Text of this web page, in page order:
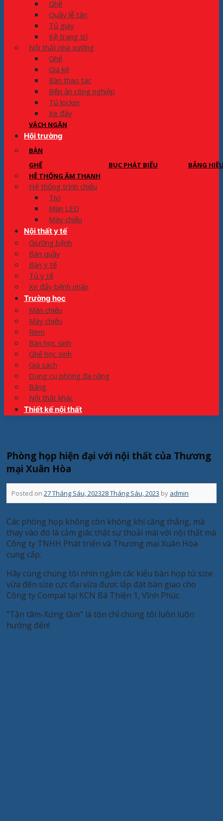
Ghế
Quầy lễ tân
Tủ giày
Kệ trang trí
Nội thất nhà xưởng
Ghế
Giá kệ
Bàn thao tác
Bếp ăn công nghiệp
Tủ locker
Xe đẩy
VÁCH NGĂN
Hội trường
BÀN
GHẾ
BỤC PHÁT BIỂU
BẢNG
HỆ THỐNG ÂM THANH
Hệ thống trình chiếu
Tivi
Màn LED
Máy chiếu
Nội thất y tế
Giường bệnh
Bàn quầy
Bàn y tế
Tủ y tế
Xe đẩy bệnh nhân
Trường học
Màn chiếu
Máy chiếu
Rèm
Bàn học sinh
Ghế học sinh
Giá sách
Dụng cụ phòng đa năng
Bảng
Nội thất khác
Thiết kế nội thất
Phòng họp hiện đại với nội thất của Thương
mại Xuân Hòa
Posted on 27 Tháng Sáu, 202328 Tháng Sáu, 2023 by admin
Các phòng họp không còn không khí căng thẳng, mà
thay vào đó là cảm giác thật sự thoải mái với nội thất mà
Công ty TNHH Phát triển và Thương mại Xuân Hòa
cung cấp.
Hãy cùng chúng tôi nhìn ngắm các kiểu bàn họp từ size
vừa đến size cực đại vừa được lắp đặt bàn giao cho
Công ty Compal tại KCN Bá Thiện 1, Vĩnh Phúc.
“Tận tâm-Xứng tầm” là tôn chỉ chúng tôi luôn luôn
hướng đến!